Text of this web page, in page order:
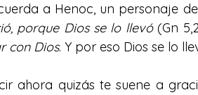
a Henoc, un personaje
porque Dios se lo llevó (Gn
con Dios. Y por eso Dios se lo
ahora quizás te suene a